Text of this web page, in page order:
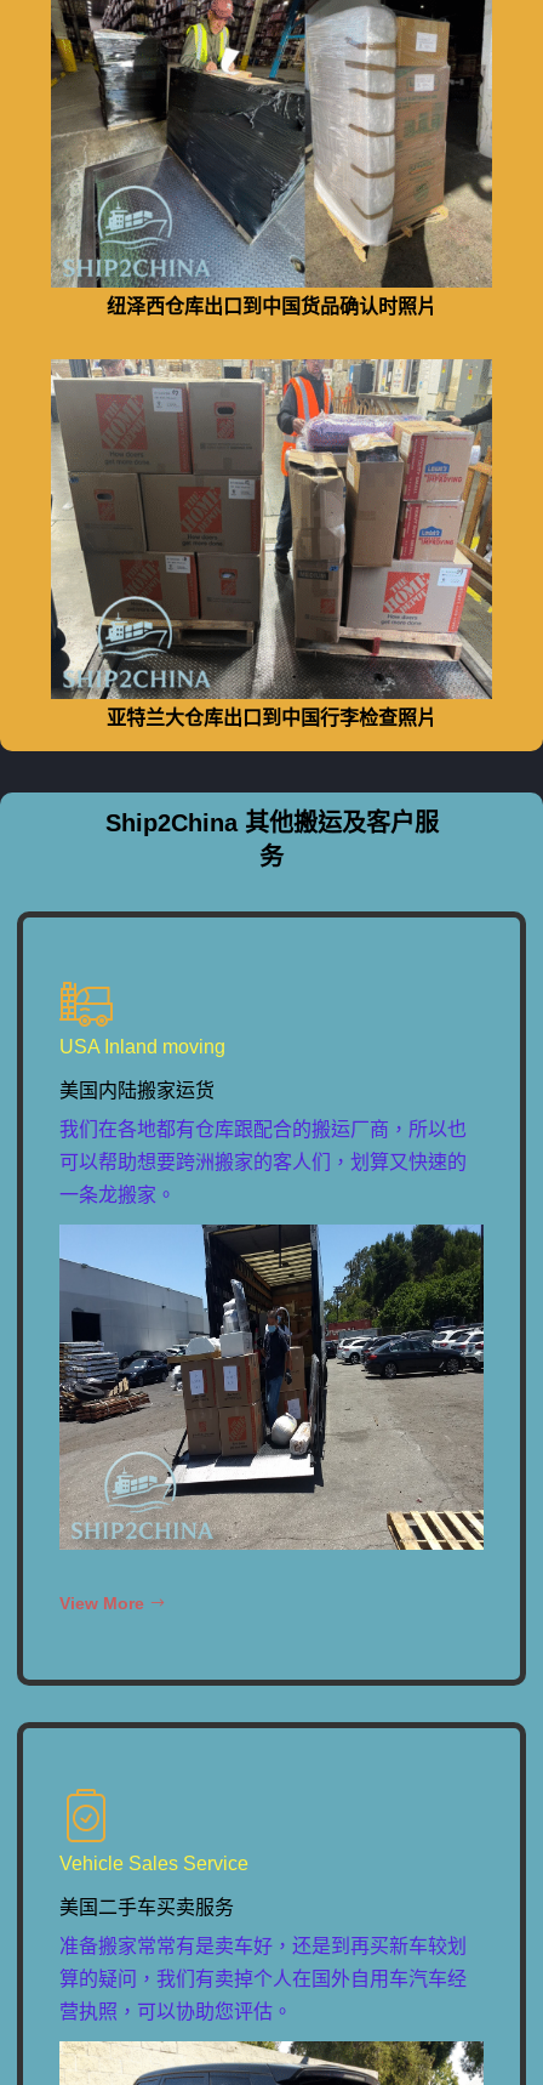
纽泽西仓库出口到中国货品确认时照片
亚特兰大仓库出口到中国行李检查照片
Ship2China 其他搬运及客户服
务
USA Inland moving
美国内陆搬家运货
我们在各地都有仓库跟配合的搬运厂商，所以也
可以帮助想要跨洲搬家的客人们，划算又快速的
一条龙搬家。
View More
Vehicle Sales Service
美国二手车买卖服务
准备搬家常常有是卖车好，还是到再买新车较划
算的疑问，我们有卖掉个人在国外自用车汽车经
营执照，可以协助您评估。